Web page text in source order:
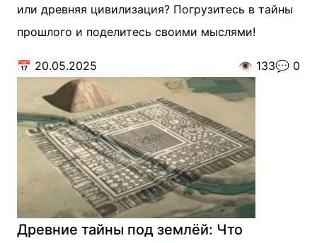
или древняя цивилизация? Погрузитесь в тайны
прошлого и поделитесь своими мыслями!
📅 20.05.2025 👁️ 133💬 0
Древние тайны под землёй: Что